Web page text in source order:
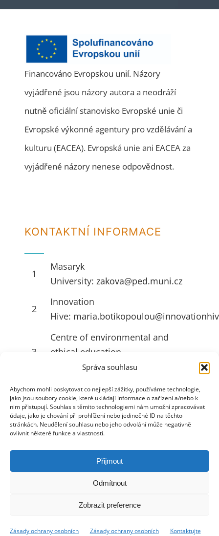
Správa souhlasu
Abychom mohli poskytovat co nejlepší zážitky, používáme technologie,
jako jsou soubory cookie, které ukládají informace o zařízení a/nebo k
nim přistupují. Souhlas s těmito technologiemi nám umožní zpracovávat
údaje, jako je chování při prohlížení nebo jedinečné ID na těchto
stránkách. Neudělení souhlasu nebo jeho odvolání může negativně
ovlivnit některé funkce a vlastnosti.
Přijmout
Odmítnout
Zobrazit preference
Zásady ochrany osobních Zásady ochrany osobních Kontaktujte
Financováno Evropskou unií. Názory
vyjádřené jsou názory autora a neodráží
nutně oficiální stanovisko Evropské unie či
Evropské výkonné agentury pro vzdělávání a
kulturu (EACEA). Evropská unie ani EACEA za
vyjádřené názory nenese odpovědnost.
KONTAKTNÍ INFORMACE
1
Masaryk
University:zakova@ped.muni.cz
2
Innovation
Hive:
3
Centre of environmental and
ethical education
ruttkayova@zivica.sk
4
University of Jyväskylä
(JYU):emilia.l.ahlstrom@jyu.fi